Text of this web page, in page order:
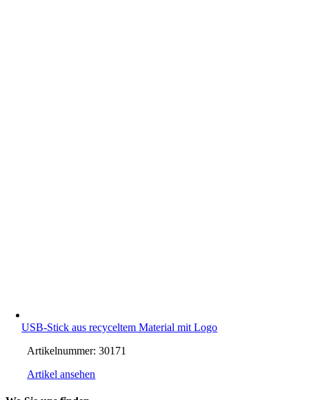
USB-Stick aus recyceltem Material mit Logo
Artikelnummer:30171
Artikel ansehen